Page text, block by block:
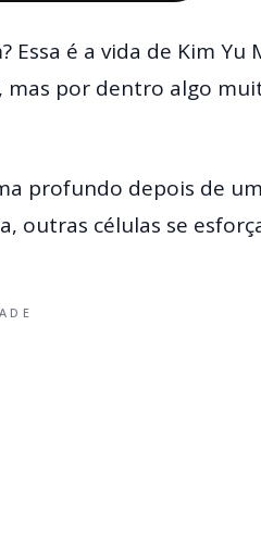
Essa é a vida de Kim Yu
mas por dentro algo
profundo depois de
outras células se